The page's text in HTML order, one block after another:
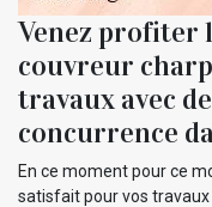
Venez profiter
couvreur
travaux avec
concurrence
En ce moment pour ce
satisfait pour vos